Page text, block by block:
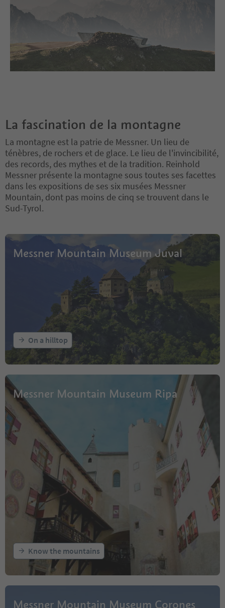
La fascination de la montagne
La montagne est la patrie de Messner. Un lieu de
ténèbres, de rochers et de glace. Le lieu de l'invincibilité,
des records, des mythes et de la tradition. Reinhold
Messner présente la montagne sous toutes ses facettes
dans les expositions de ses six musées Messner
Mountain, dont pas moins de cinq se trouvent dans le
Sud-Tyrol.
Messner Mountain Museum Juval
On a hilltop
Messner Mountain Museum Ripa
Know the mountains
Messner Mountain Museum Corones